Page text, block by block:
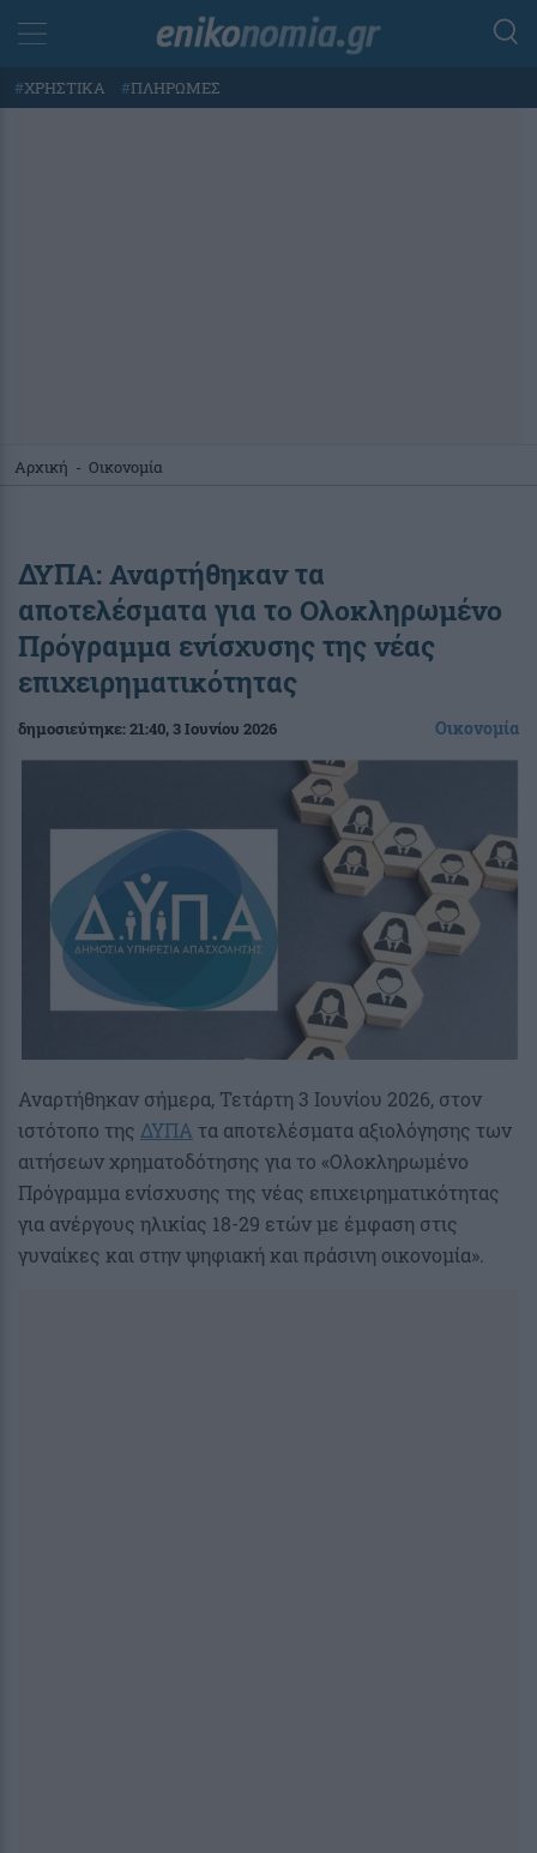
#ΧΡΗΣΤΙΚΑ #ΠΛΗΡΩΜΕΣ
Αρχική - Οικονομία
ΔΥΠΑ: Αναρτήθηκαν τα
αποτελέσματα για το Ολοκληρωμένο
Πρόγραμμα ενίσχυσης της νέας
επιχειρηματικότητας
δημοσιεύτηκε:21:40, 3 Ιουνίου 2026 Οικονομία
Αναρτήθηκαν σήμερα, Τετάρτη 3 Ιουνίου 2026, στον
ιστότοπο της ΔΥΠΑ τα αποτελέσματα αξιολόγησης των
αιτήσεων χρηματοδότησης για το «Ολοκληρωμένο
Πρόγραμμα ενίσχυσης της νέας επιχειρηματικότητας
για ανέργους ηλικίας 18-29 ετών με έμφαση στις
γυναίκες και στην ψηφιακή και πράσινη οικονομία».